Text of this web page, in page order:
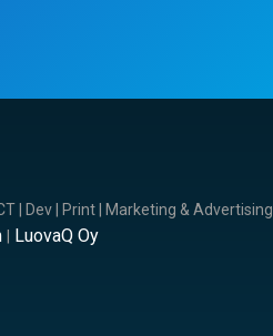
| Dev | Print | Marketing & Advertising
LuovaQ Oy